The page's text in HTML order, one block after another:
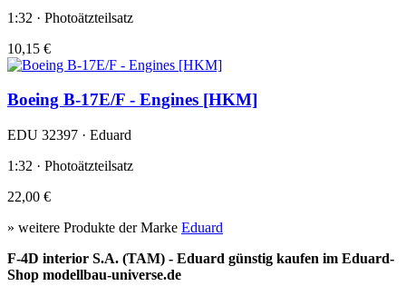
1:32 · Photoätzteilsatz
10,15 €
Boeing B-17E/F - Engines [HKM]
EDU 32397 · Eduard
1:32 · Photoätzteilsatz
22,00 €
» weitere Produkte der Marke Eduard
F-4D interior S.A. (TAM) - Eduard günstig kaufen im Eduard-
Shop modellbau-universe.de